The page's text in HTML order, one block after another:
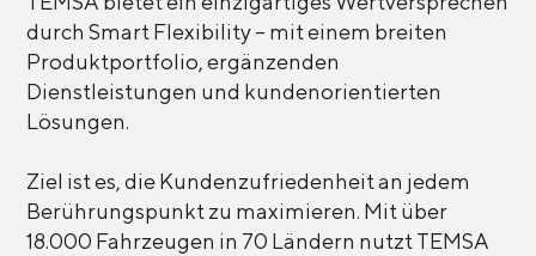
durch Smart Flexibility – mit einem breiten
Produktportfolio, ergänzenden
Dienstleistungen und kundenorientierten
Lösungen.
Ziel ist es, die Kundenzufriedenheit an jedem
Berührungspunkt zu maximieren. Mit über
18.000 Fahrzeugen in 70 Ländern nutzt TEMSA